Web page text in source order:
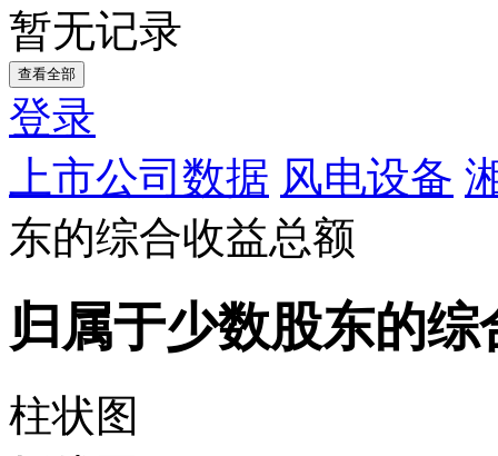
暂无记录
查看全部
登录
上市公司数据 风电设备
东的综合收益总额
归属于少数股东的
柱状图